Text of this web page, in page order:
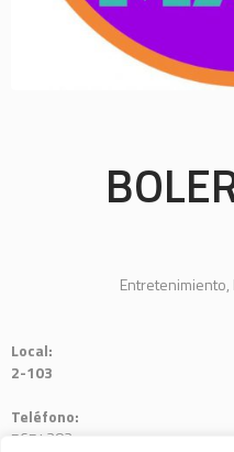
Entretenimiento,
Local:
2-103
Teléfono:
5654382